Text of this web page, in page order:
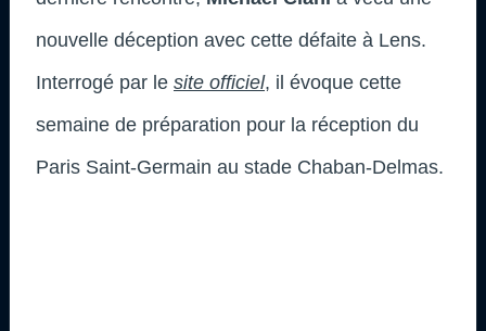
nouvelle déception avec cette défaite à Lens.
Interrogé par le site officiel, il évoque cette
semaine de préparation pour la réception du
Paris Saint-Germain au stade Chaban-Delmas.